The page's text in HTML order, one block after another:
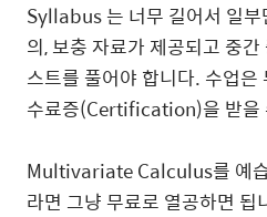
Syllabus 는 너무 길어서 일부
의, 보충 자료가 제공되고 중
스트를 풀어야 합니다. 수업은
수료증(Certification)을 받을
Multivariate Calculus를 예
라면 그냥 무료로 열공하면 됩